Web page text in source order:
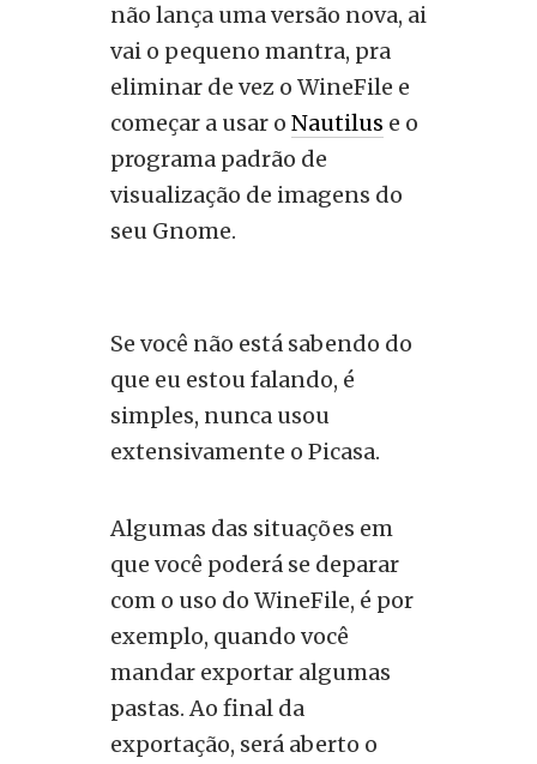
não lança uma versão nova, ai
vai o pequeno mantra, pra
eliminar de vez o WineFile e
começar a usar o Nautilus e o
programa padrão de
visualização de imagens do
seu Gnome.
Se você não está sabendo do
que eu estou falando, é
simples, nunca usou
extensivamente o Picasa.
Algumas das situações em
que você poderá se deparar
com o uso do WineFile, é por
exemplo, quando você
mandar exportar algumas
pastas. Ao final da
exportação, será aberto o